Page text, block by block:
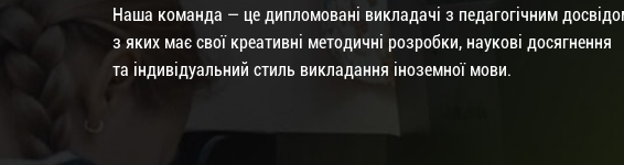
Наша команда — це дипломовані викладачі з педагогічним
з яких має свої креативні методичні розробки, наукові досягнення
та індивідуальний стиль викладання іноземної мови.